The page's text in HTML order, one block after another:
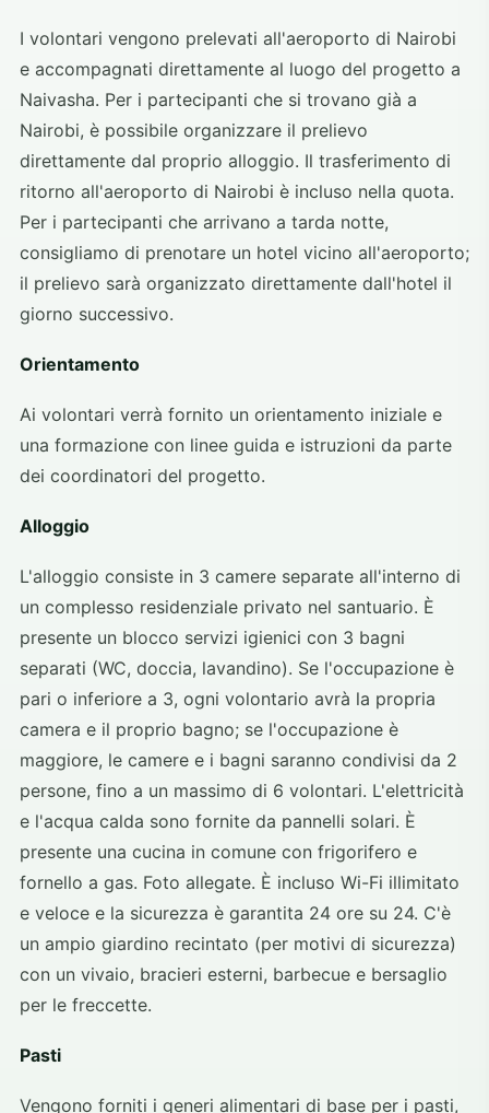
I volontari vengono prelevati all'aeroporto di Nairobi
e accompagnati direttamente al luogo del progetto a
Naivasha. Per i partecipanti che si trovano già a
Nairobi, è possibile organizzare il prelievo
direttamente dal proprio alloggio. Il trasferimento di
ritorno all'aeroporto di Nairobi è incluso nella quota.
Per i partecipanti che arrivano a tarda notte,
consigliamo di prenotare un hotel vicino all'aeroporto;
il prelievo sarà organizzato direttamente dall'hotel il
giorno successivo.
Orientamento
Ai volontari verrà fornito un orientamento iniziale e
una formazione con linee guida e istruzioni da parte
dei coordinatori del progetto.
Alloggio
L'alloggio consiste in 3 camere separate all'interno di
un complesso residenziale privato nel santuario. È
presente un blocco servizi igienici con 3 bagni
separati (WC, doccia, lavandino). Se l'occupazione è
pari o inferiore a 3, ogni volontario avrà la propria
camera e il proprio bagno; se l'occupazione è
maggiore, le camere e i bagni saranno condivisi da 2
persone, fino a un massimo di 6 volontari. L'elettricità
e l'acqua calda sono fornite da pannelli solari. È
presente una cucina in comune con frigorifero e
fornello a gas. Foto allegate. È incluso Wi-Fi illimitato
e veloce e la sicurezza è garantita 24 ore su 24. C'è
un ampio giardino recintato (per motivi di sicurezza)
con un vivaio, bracieri esterni, barbecue e bersaglio
per le freccette.
Pasti
Vengono forniti i generi alimentari di base per i pasti,